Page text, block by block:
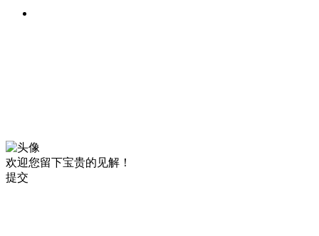
欢迎您留下宝贵的见解！
提交